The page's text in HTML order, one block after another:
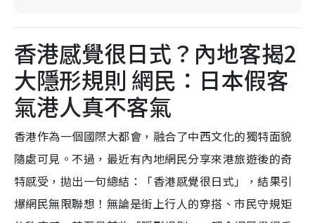
香港感覺很日式？內地客揭2
大隱形規則 網民：日本假客
氣港人真不客氣
香港作為一個國際大都會，融合了中西文化的獨特面貌
隨處可見。不過，最近有內地網民分享來港旅遊後的奇
特感受，拋出一句總結：「香港感覺很日式」，結果引
爆網民無限聯想！無論是街上行人的穿搭、市民守規矩